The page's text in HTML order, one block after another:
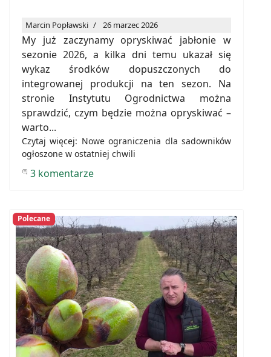
Marcin Popławski 26 marzec 2026
My już zaczynamy opryskiwać jabłonie w
sezonie 2026, a kilka dni temu ukazał się
wykaz środków dopuszczonych do
integrowanej produkcji na ten sezon. Na
stronie Instytutu Ogrodnictwa można
sprawdzić, czym będzie można opryskiwać –
warto...
Czytaj więcej: Nowe ograniczenia dla sadowników
ogłoszone w ostatniej chwili
3 komentarze
Polecane